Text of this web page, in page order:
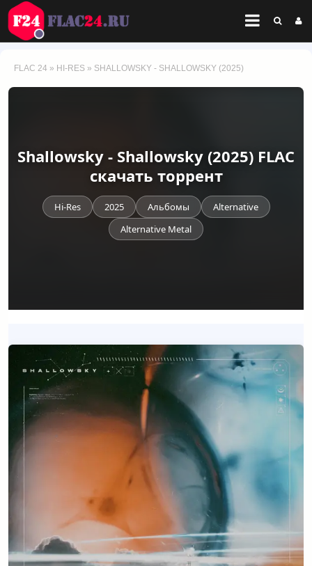
FLAC 24 » HI-RES » SHALLOWSKY - SHALLOWSKY (2025)
Shallowsky - Shallowsky (2025) FLAC
скачать торрент
Hi-Res 2025 Альбомы
Alternative
Alternative Metal